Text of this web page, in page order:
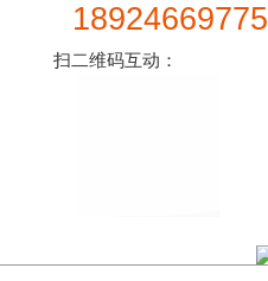
18924669775
扫二维码互动：